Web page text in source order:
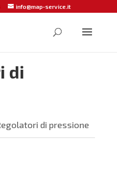
info@map-service.it
di
di pressione